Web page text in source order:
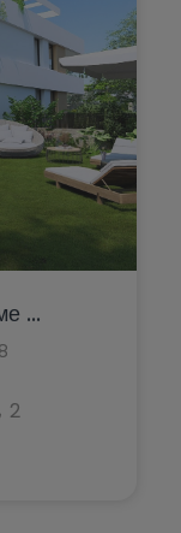
...
2